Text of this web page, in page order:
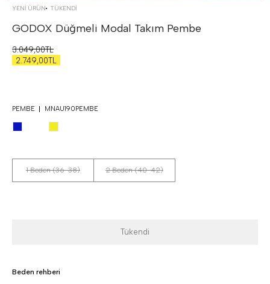
YENİ ÜRÜN TÜKENDI
GODOX Düğmeli Modal Takım Pembe
3.049,00TL
2.749,00TL
PEMBE MNAU190PEMBE
1 Beden (36-38) 2 Beden (40-42)
Tükendi
Beden rehberi